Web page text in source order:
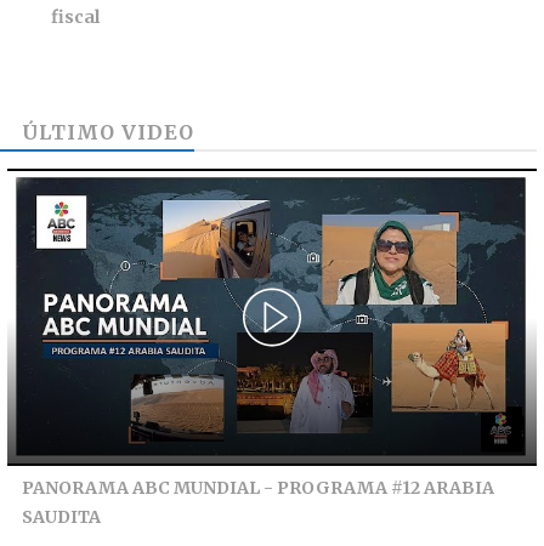
fiscal
ÚLTIMO VIDEO
PANORAMA ABC MUNDIAL - PROGRAMA #12 ARABIA
SAUDITA